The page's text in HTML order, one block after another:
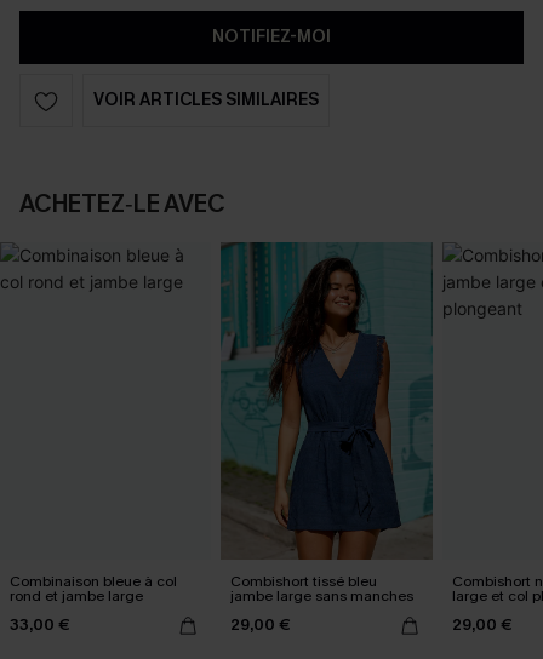
NOTIFIEZ-MOI
VOIR ARTICLES SIMILAIRES
ACHETEZ‑LE AVEC
Combinaison bleue à col
rond et jambe large
33,00 €
Combishort tissé bleu
jambe large sans manches
29,00 €
Combishort
large et col
29,00 €